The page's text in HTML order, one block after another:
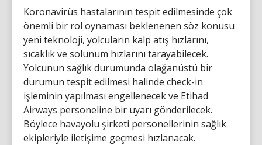
Koronavirüs hastalarının tespit edilmesinde çok
önemli bir rol oynaması beklenenen söz konusu
yeni teknoloji, yolcuların kalp atış hızlarını,
sıcaklık ve solunum hızlarını tarayabilecek.
Yolcunun sağlık durumunda olağanüstü bir
durumun tespit edilmesi halinde check-in
işleminin yapılması engellenecek ve Etihad
Airways personeline bir uyarı gönderilecek.
Böylece havayolu şirketi personellerinin sağlık
ekipleriyle iletişime geçmesi hızlanacak.